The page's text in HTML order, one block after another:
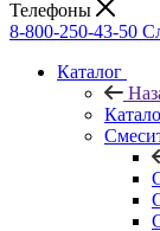
Телефоны
8-800-250-43-50
Каталог